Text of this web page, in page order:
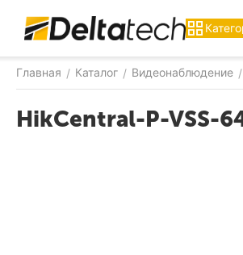
Главная / Каталог / Видеонаблюдение /
HikCentral-P-VSS-